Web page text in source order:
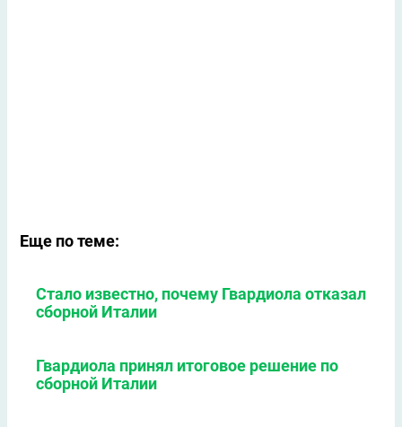
Еще по теме:
Стало известно, почему Гвардиола отказал
сборной Италии
Гвардиола принял итоговое решение по
сборной Италии